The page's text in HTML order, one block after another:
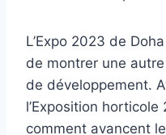
L’Expo 2023 de
de montrer une
de développement.
l’Exposition
comment avancent